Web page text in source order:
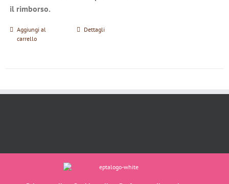
il rimborso.
Aggiungi al
carrello
Dettagli